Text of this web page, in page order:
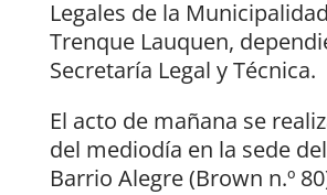
Legales de la
Trenque Lauquen,
Secretaría Legal y Técnica.
El acto de mañana se
del mediodía en la sede
Barrio Alegre (Brown n.º